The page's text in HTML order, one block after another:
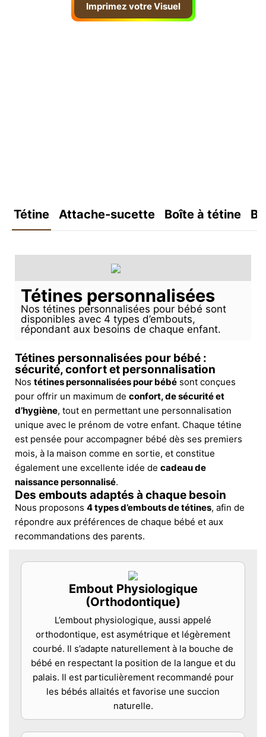
Imprimez votre Visuel
Tétine Attache-sucette Boîte à tétine
Tétines personnalisées
Nos tétines personnalisées pour bébé sont
disponibles avec 4 types d’embouts,
répondant aux besoins de chaque enfant.
Tétines personnalisées pour bébé :
sécurité, confort et personnalisation
Nos tétines personnalisées pour bébé sont conçues
pour offrir un maximum de confort, de sécurité et
d’hygiène, tout en permettant une personnalisation
unique avec le prénom de votre enfant. Chaque tétine
est pensée pour accompagner bébé dès ses premiers
mois, à la maison comme en sortie, et constitue
également une excellente idée de cadeau de
naissance personnalisé.
Des embouts adaptés à chaque besoin
Nous proposons 4 types d’embouts de tétines, afin de
répondre aux préférences de chaque bébé et aux
recommandations des parents.
Embout Physiologique
(Orthodontique)
L’embout physiologique, aussi appelé
orthodontique, est asymétrique et légèrement
courbé. Il s’adapte naturellement à la bouche de
bébé en respectant la position de la langue et du
palais. Il est particulièrement recommandé pour
les bébés allaités et favorise une succion
naturelle.